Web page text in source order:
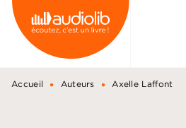
MENU RECHERCHE
PIED DE PAGE
Accueil • Auteurs • Axelle Laffont